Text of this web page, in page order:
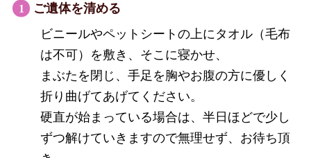
ご遺体を清める
ビニールやペットシートの上にタオル（毛布
は不可）を敷き、そこに寝かせ、
まぶたを閉じ、手足を胸やお腹の方に優しく
折り曲げてあげてください。
硬直が始まっている場合は、半日ほどで少し
ずつ解けていきますので無理せず、お待ち頂